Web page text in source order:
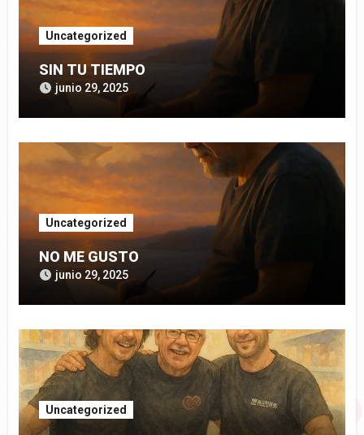
Uncategorized
SIN TU TIEMPO
junio 29, 2025
Uncategorized
NO ME GUSTO
junio 29, 2025
Uncategorized